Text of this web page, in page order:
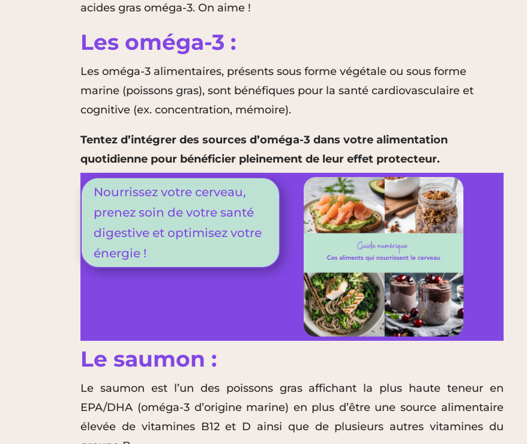
acides gras oméga-3. On aime !
Les oméga-3 :
Les oméga-3 alimentaires, présents sous forme végétale ou sous forme
marine (poissons gras), sont bénéfiques pour la santé cardiovasculaire et
cognitive (ex. concentration, mémoire).
Tentez d’intégrer des sources d’oméga-3 dans votre alimentation
quotidienne pour bénéficier pleinement de leur effet protecteur.
Nourrissez votre cerveau,
prenez soin de votre santé
digestive et optimisez votre
énergie !
Le saumon :
Le saumon est l’un des poissons gras affichant la plus haute teneur en
EPA/DHA (oméga-3 d’origine marine) en plus d’être une source alimentaire
élevée de vitamines B12 et D ainsi que de plusieurs autres vitamines du